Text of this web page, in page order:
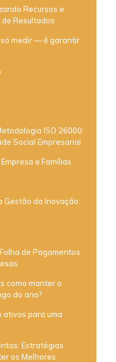
Recursos e
Resultados
medir — é garantir
ISO 26000:
Social Empresarial
e Famílias
Gestão da Inovação:
de Pagamentos
como manter o
do ano?
ativos para uma
Estratégias
os Melhores